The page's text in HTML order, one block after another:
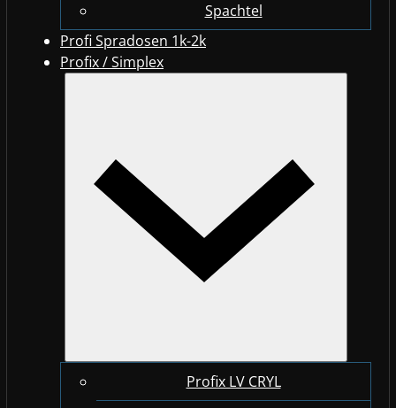
Spachtel
Profi Spradosen 1k-2k
Profix / Simplex
Profix LV CRYL